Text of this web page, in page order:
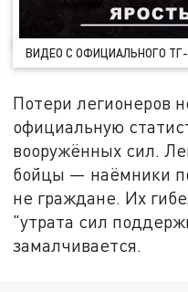
ВИДЕО С ОФИЦИАЛЬНОГО
Потери легионеров
официальную
вооружённых сил.
бойцы — наёмники
не граждане. Их
"утрата сил
замалчивается.